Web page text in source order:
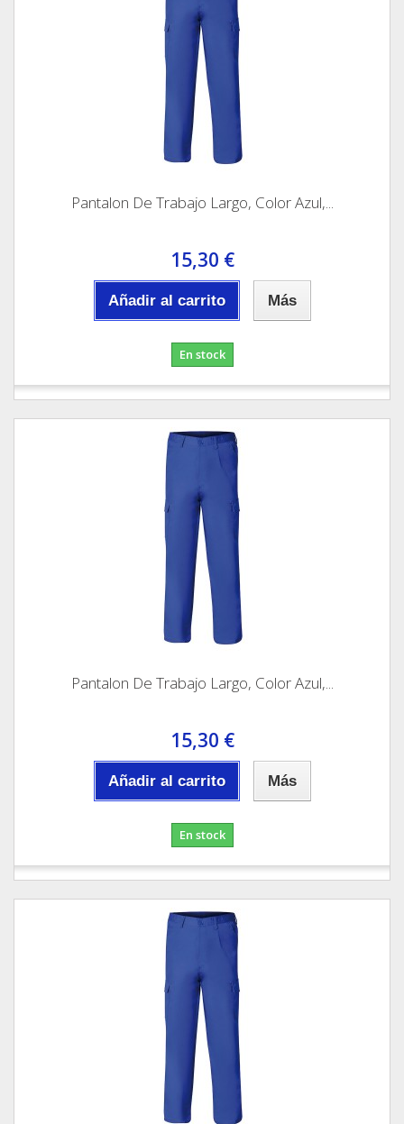
Pantalon De Trabajo Largo, Color Azul,...
15,30 €
Añadir al carrito Más
En stock
Pantalon De Trabajo Largo, Color Azul,...
15,30 €
Añadir al carrito Más
En stock